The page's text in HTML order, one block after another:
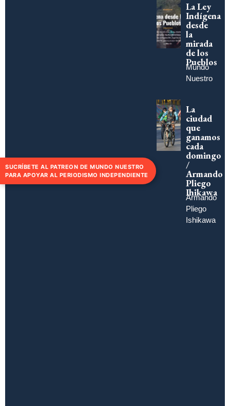
La Ley
Indígena
desde
la
mirada
de los
Pueblos
Mundo
Nuestro
La
ciudad
que
ganamos
cada
domingo
/
Armando
Pliego
Ihikawa
Armando
Pliego
Ishikawa
SUCRÍBETE AL PATREON DE MUNDO NUESTRO
PARA APOYAR AL PERIODISMO INDEPENDIENTE